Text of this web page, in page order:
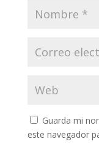
Guarda mi
este navegador